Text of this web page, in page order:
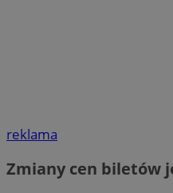
reklama
Zmiany cen biletów